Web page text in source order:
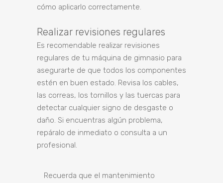
cómo aplicarlo correctamente.
Realizar revisiones regulares
Es recomendable realizar revisiones
regulares de tu máquina de gimnasio para
asegurarte de que todos los componentes
estén en buen estado. Revisa los cables,
las correas, los tornillos y las tuercas para
detectar cualquier signo de desgaste o
daño. Si encuentras algún problema,
repáralo de inmediato o consulta a un
profesional.
Recuerda que el mantenimiento